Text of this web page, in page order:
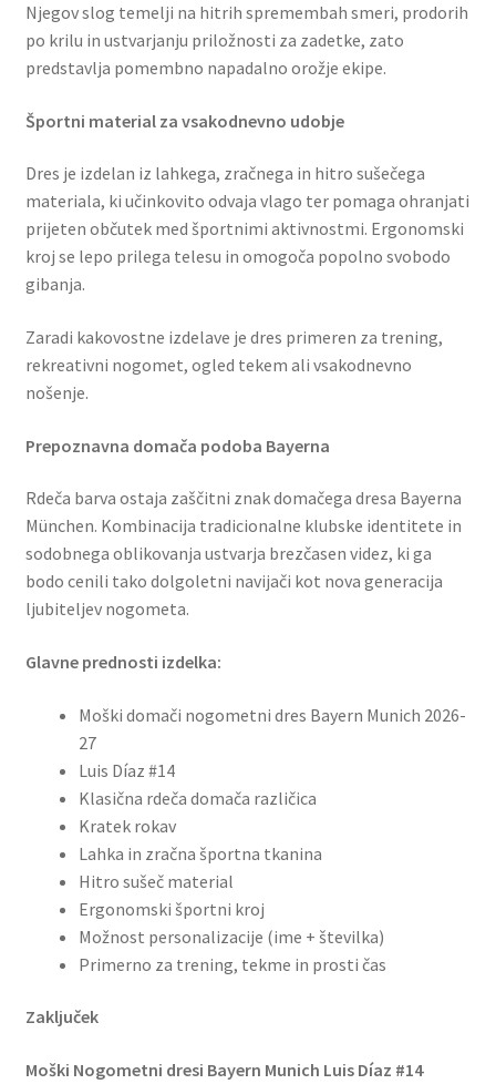
Njegov slog temelji na hitrih spremembah smeri, prodorih
po krilu in ustvarjanju priložnosti za zadetke, zato
predstavlja pomembno napadalno orožje ekipe.
Športni material za vsakodnevno udobje
Dres je izdelan iz lahkega, zračnega in hitro sušečega
materiala, ki učinkovito odvaja vlago ter pomaga ohranjati
prijeten občutek med športnimi aktivnostmi. Ergonomski
kroj se lepo prilega telesu in omogoča popolno svobodo
gibanja.
Zaradi kakovostne izdelave je dres primeren za trening,
rekreativni nogomet, ogled tekem ali vsakodnevno
nošenje.
Prepoznavna domača podoba Bayerna
Rdeča barva ostaja zaščitni znak domačega dresa Bayerna
München. Kombinacija tradicionalne klubske identitete in
sodobnega oblikovanja ustvarja brezčasen videz, ki ga
bodo cenili tako dolgoletni navijači kot nova generacija
ljubiteljev nogometa.
Glavne prednosti izdelka:
Moški domači nogometni dres Bayern Munich 2026-
27
Luis Díaz #14
Klasična rdeča domača različica
Kratek rokav
Lahka in zračna športna tkanina
Hitro sušeč material
Ergonomski športni kroj
Možnost personalizacije (ime + številka)
Primerno za trening, tekme in prosti čas
Zaključek
Moški Nogometni dresi Bayern Munich Luis Díaz #14